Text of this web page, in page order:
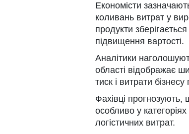
Економісти
коливань витрат у
продукти
підвищення вартості.
Аналітики
області відображає
тиск і витрати
Фахівці прогнозують,
особливо у
логістичних витрат.